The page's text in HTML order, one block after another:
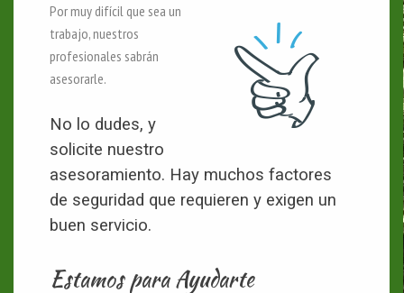
Por muy difícil que sea un
trabajo, nuestros
profesionales sabrán
asesorarle.
No lo dudes, y
solicite nuestro
asesoramiento. Hay muchos factores
de seguridad que requieren y exigen un
buen servicio.
Estamos para Ayudarte